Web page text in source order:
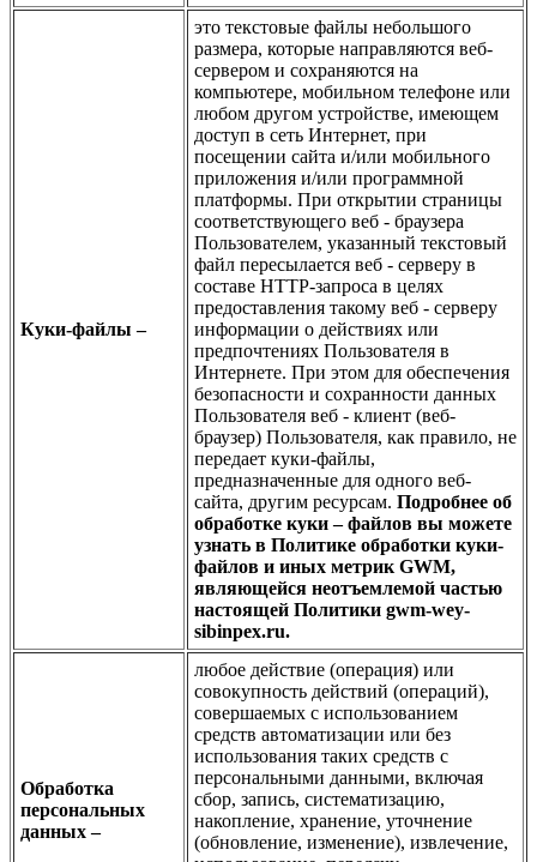
Куки-файлы –
это текстовые файлы небольшого
размера, которые направляются веб-
сервером и сохраняются на
компьютере, мобильном телефоне или
любом другом устройстве, имеющем
доступ в сеть Интернет, при
посещении сайта и/или мобильного
приложения и/или программной
платформы. При открытии страницы
соответствующего веб - браузера
Пользователем, указанный текстовый
файл пересылается веб - серверу в
составе HTTP-запроса в целях
предоставления такому веб - серверу
информации о действиях или
предпочтениях Пользователя в
Интернете. При этом для обеспечения
безопасности и сохранности данных
Пользователя веб - клиент (веб-
браузер) Пользователя, как правило, не
передает куки-файлы,
предназначенные для одного веб-
сайта, другим ресурсам. Подробнее об
обработке куки – файлов вы можете
узнать в Политике обработки куки-
файлов и иных метрик GWM,
являющейся неотъемлемой частью
настоящей Политики gwm-wey-
sibinpex.ru.
Обработка
персональных
данных –
любое действие (операция) или
совокупность действий (операций),
совершаемых с использованием
средств автоматизации или без
использования таких средств с
персональными данными, включая
сбор, запись, систематизацию,
накопление, хранение, уточнение
(обновление, изменение), извлечение,